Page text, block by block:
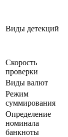
Виды детекций
Скорость
проверки
Виды валют
Режим
суммирования
Определение
номинала
банкноты